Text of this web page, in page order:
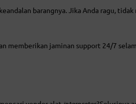
barangnya. Jika Anda ragu,
memberikan jaminan support 24/7